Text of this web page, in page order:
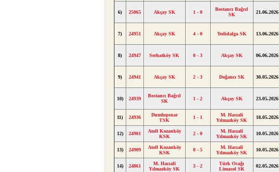
6) 25065 Akçay SK 1 - 0
Bostancı Bağcıl
SK
21.06.2026
7) 24951 Akçay SK 4 - 0 Yedidalga SK 13.06.2026
8) 24947 Serhatköy SK 0 - 3 Akçay SK 06.06.2026
9) 24941 Akçay SK 2 - 3 Doğancı SK 30.05.2026
10) 24939
Bostancı Bağcıl
SK
1 - 2 Akçay SK 23.05.2026
11) 24936
Dumlupınar
TSK
1 - 1
M. Hacıali
Yılmazköy SK
18.05.2026
12) 24901
Atoll Kozanköy
KSK
2 - 0
M. Hacıali
Yılmazköy SK
10.05.2026
13) 24909
Atoll Kozanköy
KSK
0 - 5
M. Hacıali
Yılmazköy SK
10.05.2026
14) 24861
M. Hacıali
Yılmazköy SK
3 - 2
Türk Ocağı
Limasol SK
02.05.2026